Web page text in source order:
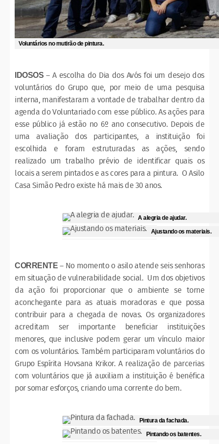
Voluntários no mutirão de pintura.
IDOSOS – A escolha do Dia dos Avós foi um desejo dos
voluntários do Grupo que, por meio de uma pesquisa
interna, manifestaram a vontade de trabalhar dentro da
agenda do Voluntariado com esse público. As ações para
esse público já estão no 6º ano consecutivo. Depois de
uma avaliação dos participantes, a instituição foi
escolhida e foram estruturadas as ações, sendo
realizado um trabalho prévio de identificar quais os
locais a serem pintados e as cores para a pintura. O Asilo
Casa Simão Pedro existe há mais de 30 anos.
A alegria de ajudar.
Ajustando os materiais.
CORRENTE – No momento o asilo atende seis senhoras
em situação de vulnerabilidade social. Um dos objetivos
da ação foi proporcionar que o ambiente se torne
aconchegante para as atuais moradoras e que possa
contribuir para a chegada de novas. Os organizadores
acreditam ser importante beneficiar instituições
menores, que inclusive podem gerar um vínculo maior
com os voluntários. Também participaram voluntários do
Grupo Espírita Hovsana Krikor. A realização de parcerias
com voluntários que já auxiliam a instituição é benéfica
por somar esforços, criando uma corrente do bem.
Pintura da fachada.
Pintando os batentes.